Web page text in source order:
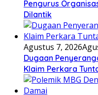
Pengurus
Dilantik
Agustus 7, 2026
Dugaan
Klaim Perkara